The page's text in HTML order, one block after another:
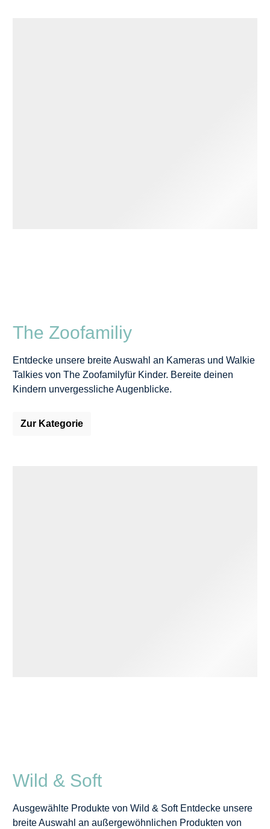
The Zoofamiliy
Entdecke unsere breite Auswahl an Kameras und Walkie
Talkies von The Zoofamilyfür Kinder. Bereite deinen
Kindern unvergessliche Augenblicke.
Zur Kategorie
Wild & Soft
Ausgewählte Produkte von Wild & Soft Entdecke unsere
breite Auswahl an außergewöhnlichen Produkten von